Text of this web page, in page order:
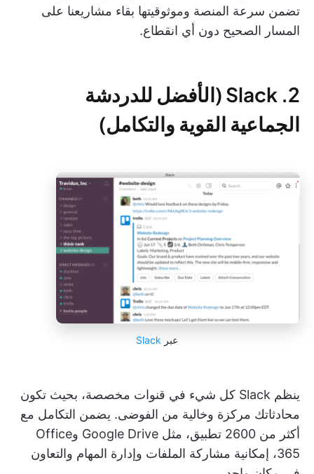
تضمن سرعة المنصة وموثوقيتها بقاء مشاريعنا على
المسار الصحيح دون أي انقطاع.
2. Slack (الأفضل للدردشة
الجماعية القوية والتكامل)
عبر Slack
ينظم Slack كل شيء في قنوات مخصصة، بحيث تكون
محادثاتك مركزة وخالية من الفوضى. يضمن التكامل مع
أكثر من 2600 تطبيق، مثل Google Drive وOffice
365، إمكانية مشاركة الملفات وإدارة المهام والتعاون